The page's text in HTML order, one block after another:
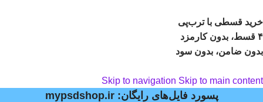
خرید قسطی با ترب‌پی
۴ قسط، بدون کارمزد
بدون ضامن، بدون سود
Skip to navigation Skip to main content
پسورد فایل‌های رایگان: mypsdshop.ir